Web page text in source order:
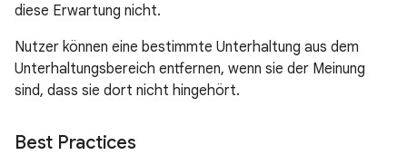
diese Erwartung nicht.
Nutzer können eine bestimmte Unterhaltung aus dem
Unterhaltungsbereich entfernen, wenn sie der Meinung
sind, dass sie dort nicht hingehört.
Best Practices